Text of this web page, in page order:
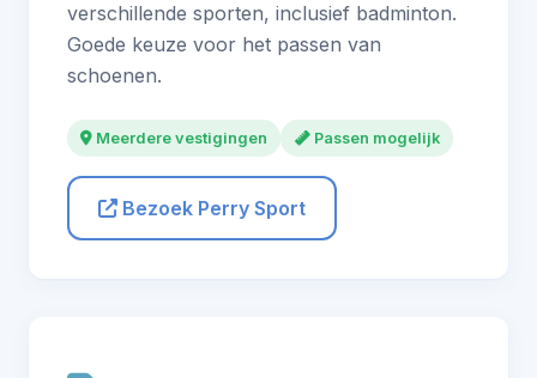
verschillende sporten, inclusief badminton.
Goede keuze voor het passen van
schoenen.
Meerdere vestigingen Passen mogelijk
Bezoek Perry Sport